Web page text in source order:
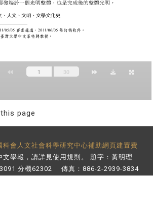
page
科會人文社會科學研究中心補助網頁建置費
學報，請詳見 使用規則 。 題字：黃明理
分機62302 傳真：886-2-2939-3834